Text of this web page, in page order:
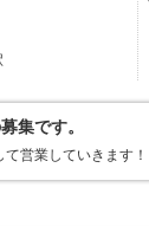
集です。
営業していきます！